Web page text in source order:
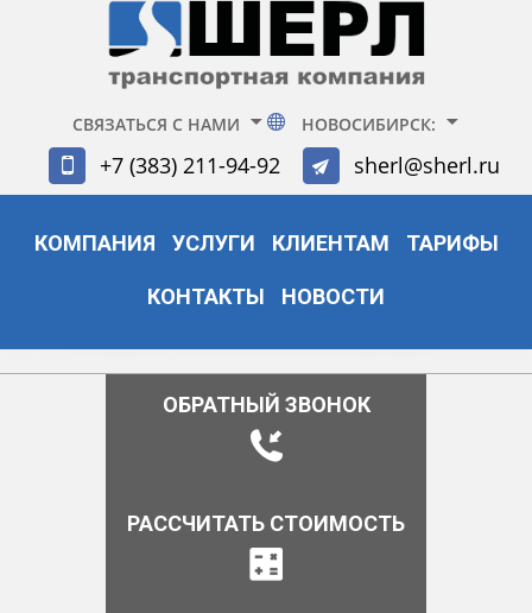
СВЯЗАТЬСЯ С НАМИ НОВОСИБИРСК:
+7 (383) 211-94-92 sherl@sherl.ru
КОМПАНИЯ УСЛУГИ КЛИЕНТАМ ТАРИФЫ
КОНТАКТЫ НОВОСТИ
ОБРАТНЫЙ ЗВОНОК
РАССЧИТАТЬ СТОИМОСТЬ